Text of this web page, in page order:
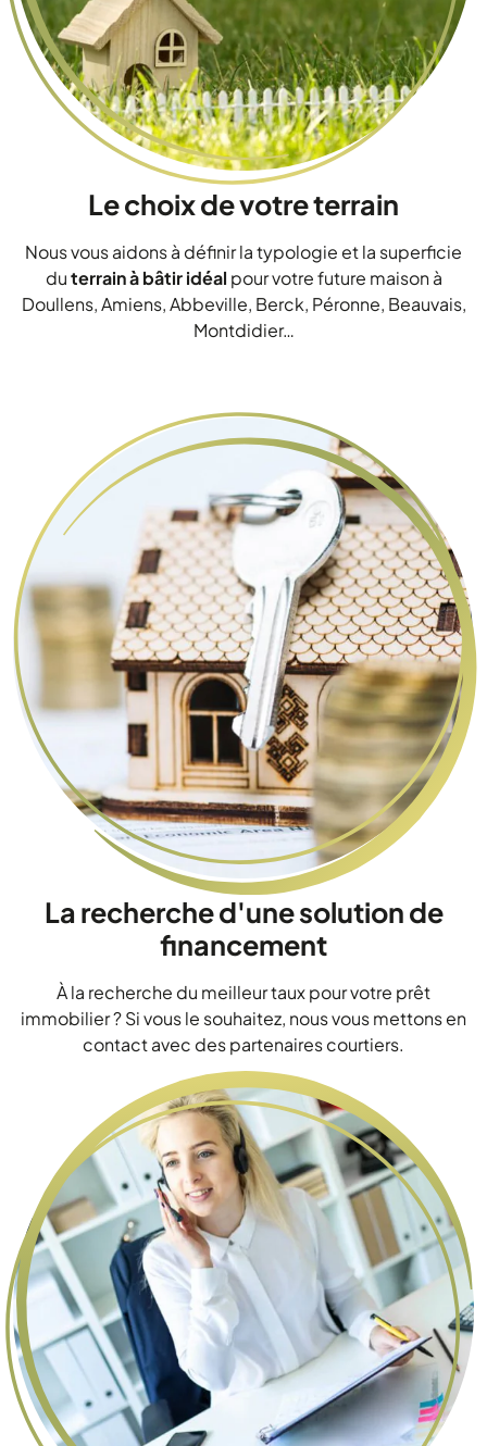
Le choix de votre terrain
Nous vous aidons à définir la typologie et la superficie
duterrain à bâtir idéal pour votre future maison à
Doullens, Amiens, Abbeville, Berck, Péronne, Beauvais,
Montdidier…
La recherche d'une solution de
financement
À la recherche du meilleur taux pour votre prêt
immobilier ? Si vous le souhaitez, nous vous mettons en
contact avec des partenaires courtiers.